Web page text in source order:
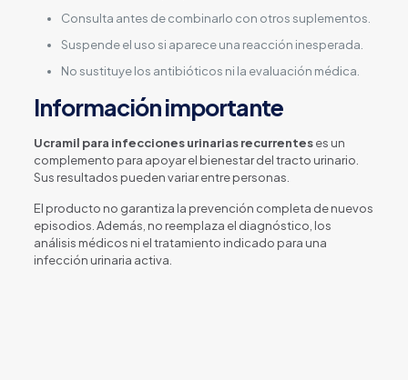
Consulta antes de combinarlo con otros suplementos.
Suspende el uso si aparece una reacción inesperada.
No sustituye los antibióticos ni la evaluación médica.
Información importante
Ucramil para infecciones urinarias recurrenteses un
complemento para apoyar el bienestar del tracto urinario.
Sus resultados pueden variar entre personas.
El producto no garantiza la prevención completa de nuevos
episodios. Además, no reemplaza el diagnóstico, los
análisis médicos ni el tratamiento indicado para una
infección urinaria activa.